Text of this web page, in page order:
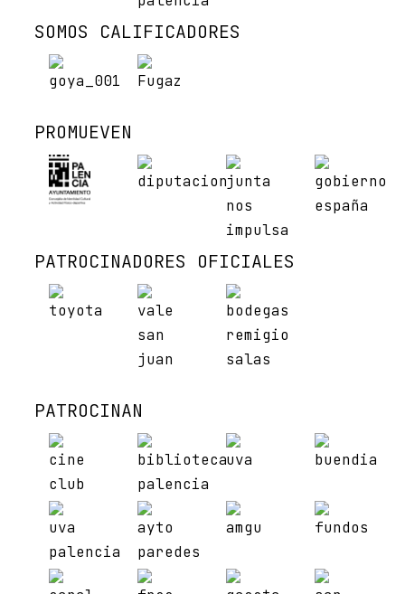
SOMOS CALIFICADORES
PROMUEVEN
PATROCINADORES OFICIALES
PATROCINAN